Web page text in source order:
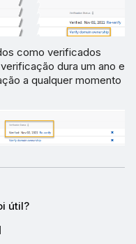
como verificados
dura um ano e
a qualquer momento
útil?